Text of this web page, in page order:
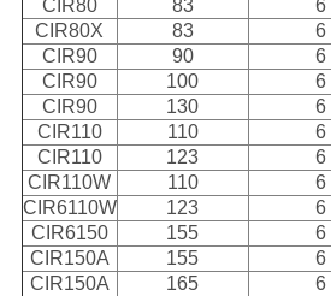
CIR80 83 6
CIR80X
83 6
CIR90
90 6
CIR90
100 6
CIR90
130 6
CIR110
110 6
CIR110
123 6
CIR110W
110 6
CIR6110W
123 6
CIR6150
155 6
CIR150A
155 6
CIR150A
165 6